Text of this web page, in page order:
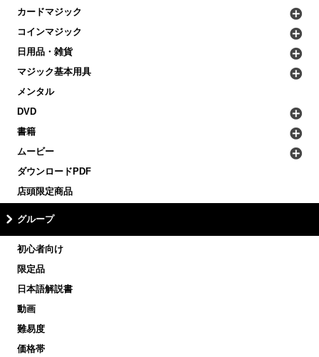
カードマジック
コインマジック
日用品・雑貨
マジック基本用具
メンタル
DVD
書籍
ムービー
ダウンロードPDF
店頭限定商品
グループ
初心者向け
限定品
日本語解説書
動画
難易度
価格帯